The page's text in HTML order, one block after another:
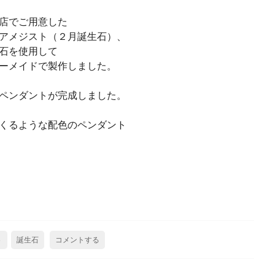
でご用意した
ジスト（２月誕生石）、
を使用して
イドで製作しました。
ダントが完成しました。
るような配色のペンダント
誕生石 コメントする